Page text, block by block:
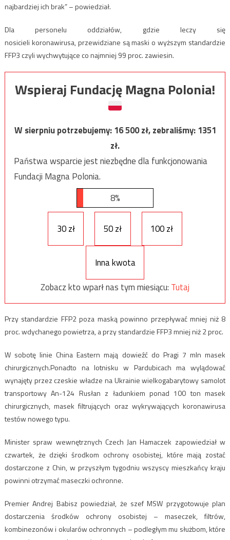
najbardziej ich brak” – powiedział.
Dla personelu oddziałów, gdzie leczy się
nosicieli koronawirusa, przewidziane są maski o wyższym standardzie
FFP3 czyli wychwytujące co najmniej 99 proc. zawiesin.
Wspieraj Fundację Magna Polonia!
W sierpniu potrzebujemy:16 500zł, zebraliśmy:1351
zł.
Państwa wsparcie jest niezbędne dla funkcjonowania
Fundacji Magna Polonia.
8%
30 zł 50 zł 100 zł
Inna kwota
Zobacz kto wparł nas tym miesiącu: Tutaj
Przy standardzie FFP2 poza maską powinno przepływać mniej niż 8
proc. wdychanego powietrza, a przy standardzie FFP3 mniej niż 2 proc.
W sobotę linie China Eastern mają dowieźć do Pragi 7 mln masek
chirurgicznych.Ponadto na lotnisku w Pardubicach ma wylądować
wynajęty przez czeskie władze na Ukrainie wielkogabarytowy samolot
transportowy An-124 Rusłan z ładunkiem ponad 100 ton masek
chirurgicznych, masek filtrujących oraz wykrywających koronawirusa
testów nowego typu.
Minister spraw wewnętrznych Czech Jan Hamaczek zapowiedział w
czwartek, że dzięki środkom ochrony osobistej, które mają zostać
dostarczone z Chin, w przyszłym tygodniu wszyscy mieszkańcy kraju
powinni otrzymać maseczki ochronne.
Premier Andrej Babisz powiedział, że szef MSW przygotowuje plan
dostarczenia środków ochrony osobistej – maseczek, filtrów,
kombinezonów i okularów ochronnych – podległym mu służbom, które